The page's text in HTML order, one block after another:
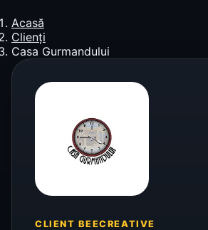
Acasă
Clienți
Casa Gurmandului
CLIENT BEECREATIVE